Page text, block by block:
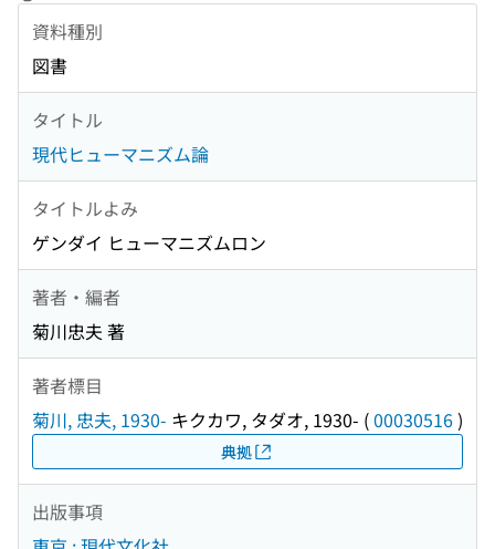
資料種別
図書
タイトル
現代ヒューマニズム論
タイトルよみ
ゲンダイ ヒューマニズムロン
著者・編者
菊川忠夫 著
著者標目
菊川, 忠夫, 1930- キクカワ, タダオ, 1930- (00030516)
典拠
出版事項